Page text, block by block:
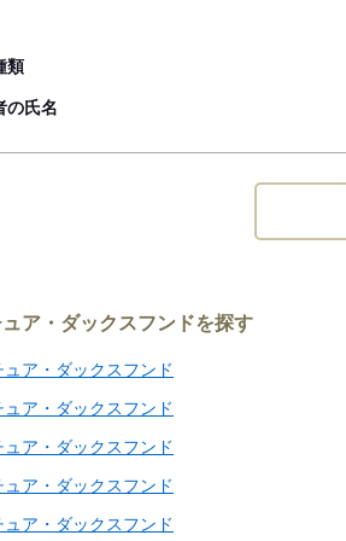
類
の氏名
ア・ダックスフンドを探す
ア・ダックスフンド
ア・ダックスフンド
ア・ダックスフンド
ア・ダックスフンド
ア・ダックスフンド